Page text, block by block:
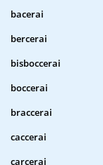
bacerai
bercerai
bisboccerai
boccerai
braccerai
caccerai
carcerai